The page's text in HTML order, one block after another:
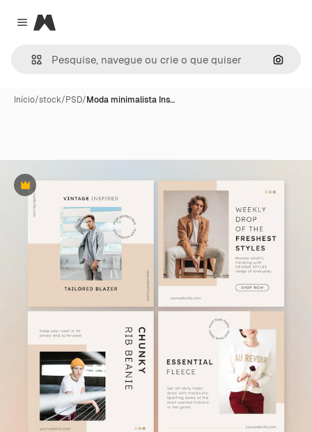
Close menu
Magnific
Início/stock/PSD/Moda minimalista Ins…
Premium